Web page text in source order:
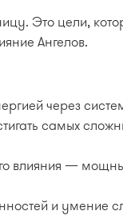
Это цели,
Ангелов.
через
самых
влияния —
и умение